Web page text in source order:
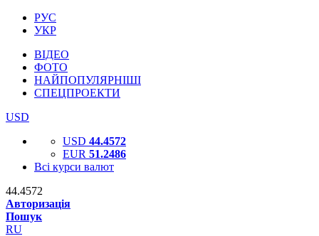
РУС
УКР
ВІДЕО
ФОТО
НАЙПОПУЛЯРНІШІ
СПЕЦПРОЕКТИ
USD
USD 44.4572
EUR 51.2486
Всі курси валют
44.4572
Авторизація
Пошук
RU